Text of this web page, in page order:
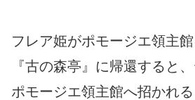
フレア姫がポモージエ領主
『古の森亭』に帰還すると
ポモージエ領主館へ招かれる